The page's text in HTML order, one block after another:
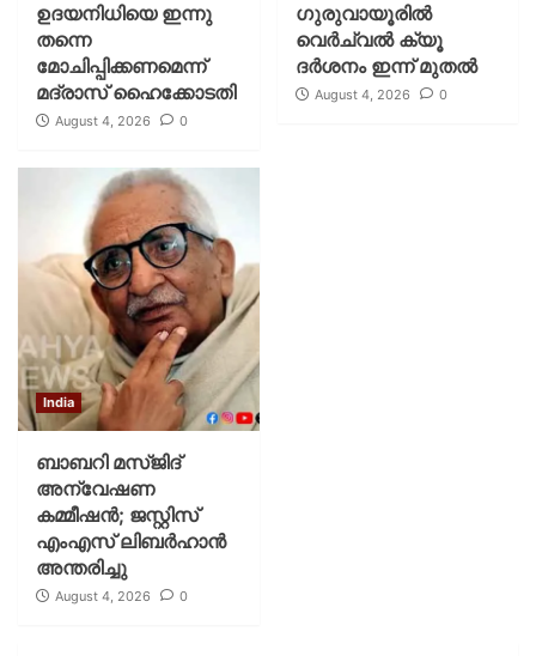
ഉദയനിധിയെ ഇന്നു
തന്നെ
മോചിപ്പിക്കണമെന്ന്
മദ്രാസ് ഹൈക്കോടതി
August 4, 2026 0
ഗുരുവായൂരില്‍
വെര്‍ച്വല്‍ ക്യൂ
ദര്‍ശനം ഇന്ന് മുതല്‍
August 4, 2026 0
India
ബാബറി മസ്ജിദ്
അന്വേഷണ
കമ്മീഷന്‍; ജസ്റ്റിസ്
എംഎസ് ലിബര്‍ഹാന്‍
അന്തരിച്ചു
August 4, 2026 0